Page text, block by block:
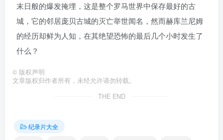
末日般的爆发掩埋，这是整个罗马世界中保存最好的古
城，它的邻居庞贝古城的灭亡举世闻名，然而赫库兰尼姆
的经历却鲜为人知，在其绝望恐怖的最后几个小时发生了
什么？
© 版权声明
文章版权归作者所有，未经允许请勿转载。
THE END
纪录片大全